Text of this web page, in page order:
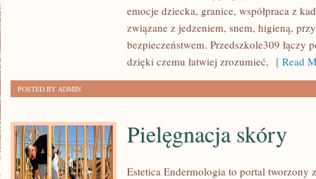
emocje dziecka, granice, współpraca z
związane z jedzeniem, snem, higieną,
bezpieczeństwem. Przedszkole309 łączy
dzięki czemu łatwiej zrozumieć, [ Read
POSTED BY ADMIN
Pielęgnacja skóry
Estetica Endermologia to portal tworzony